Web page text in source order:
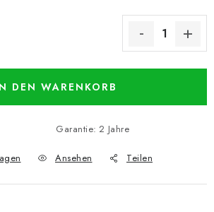
DEN WARENKORB
Garantie: 2 Jahre
Ansehen Teilen